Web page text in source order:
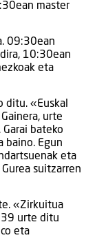
master
09:30ean
10:30ean
eta
ditu. «Euskal
urte
bateko
baino. Egun
eta
suitzarren
«Zirkuitua
39 urte ditu
eta